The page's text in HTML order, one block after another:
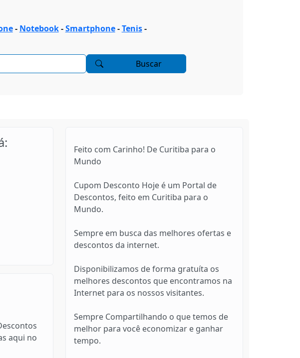
- Notebook-Smartphone-Tenis-
Buscar
aqui no
Feito com Carinho! De Curitiba para o
Mundo
Cupom Desconto Hoje é um Portal de
Descontos, feito em Curitiba para o
Mundo.
Sempre em busca das melhores ofertas e
descontos da internet.
Disponibilizamos de forma gratuíta os
melhores descontos que encontramos na
Internet para os nossos visitantes.
Sempre Compartilhando o que temos de
melhor para você economizar e ganhar
tempo.